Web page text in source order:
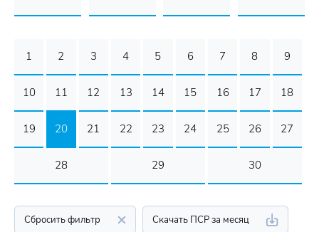
1 2 3 4 5 6 7 8 9
10 11 12 13 14 15 16 17 18
19 20 21 22 23 24 25 26 27
28 29 30
Сбросить фильтр Скачать ПСР за месяц